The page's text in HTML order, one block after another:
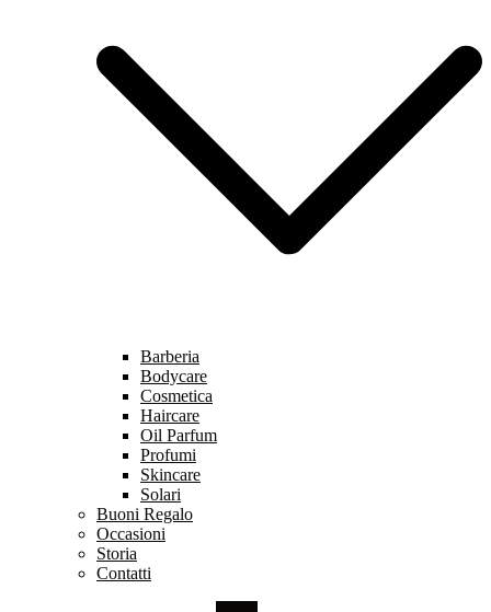
Barberia
Bodycare
Cosmetica
Haircare
Oil Parfum
Profumi
Skincare
Solari
Buoni Regalo
Occasioni
Storia
Contatti